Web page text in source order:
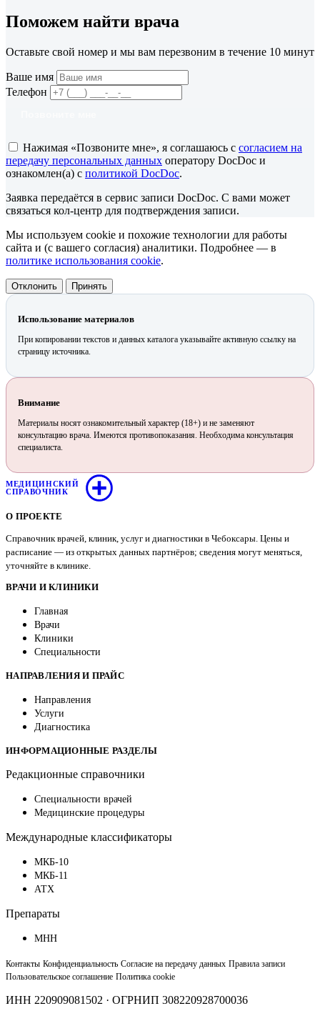
Поможем найти врача
Оставьте свой номер и мы вам перезвоним в течение 10 минут
Ваше имя
Телефон
Нажимая «Позвоните мне», я соглашаюсь с согласием на
передачу персональных данных оператору DocDoc и
ознакомлен(а) с политикой DocDoc.
Заявка передаётся в сервис записи DocDoc. С вами может
связаться кол-центр для подтверждения записи.
Мы используем cookie и похожие технологии для работы
сайта и (с вашего согласия) аналитики. Подробнее — в
политике использования cookie.
Отклонить Принять
Использование материалов
При копировании текстов и данных каталога указывайте активную ссылку на
страницу источника.
Внимание
Материалы носят ознакомительный характер (18+) и не заменяют
консультацию врача. Имеются противопоказания. Необходима консультация
специалиста.
МЕДИЦИНСКИЙ
СПРАВОЧНИК
О ПРОЕКТЕ
Справочник врачей, клиник, услуг и диагностики в Чебоксары. Цены и
расписание — из открытых данных партнёров; сведения могут меняться,
уточняйте в клинике.
ВРАЧИ И КЛИНИКИ
Главная
Врачи
Клиники
Специальности
НАПРАВЛЕНИЯ И ПРАЙС
Направления
Услуги
Диагностика
ИНФОРМАЦИОННЫЕ РАЗДЕЛЫ
Редакционные справочники
Специальности врачей
Медицинские процедуры
Международные классификаторы
МКБ-10
МКБ-11
АТХ
Препараты
МНН
Контакты Конфиденциальность Согласие на передачу данных Правила записи
Пользовательское соглашение Политика cookie
ИНН 220909081502 · ОГРНИП 308220928700036